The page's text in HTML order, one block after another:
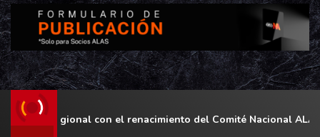
regional con el renacimiento del Comité Nacional ALAS